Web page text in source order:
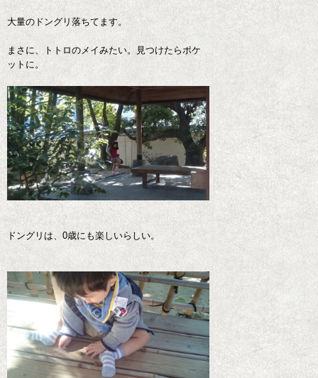
大量のドングリ落ちてます。
まさに、トトロのメイみたい。見つけたらポケ
ットに。
ドングリは、0歳にも楽しいらしい。